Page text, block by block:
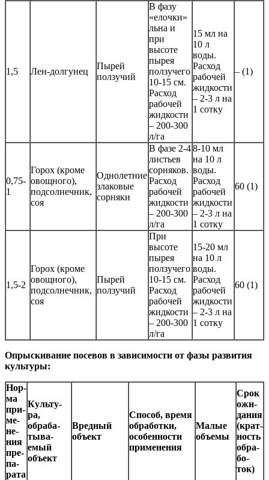
1,5 Лен-долгунец
Пырей
ползучий
В фазу
«елочки»
льна и
при
высоте
пырея
ползучего
10-15 см.
Расход
рабочей
жидкости
– 200-300
л/га
15 мл на
10 л
воды.
Расход
рабочей
жидкости
– 2-3 л на
1 сотку
– (1)
0,75-
1
Горох (кроме
овощного),
подсолнечник,
соя
Однолетние
злаковые
сорняки
В фазе 2-4
листьев
сорняков.
Расход
рабочей
жидкости
– 200-300
л/га
8-10 мл
на 10 л
воды.
Расход
рабочей
жидкости
– 2-3 л на
1 сотку
60 (1)
1,5-2
Горох (кроме
овощного),
подсолнечник,
соя
Пырей
ползучий
При
высоте
пырея
ползучего
10-15 см.
Расход
рабочей
жидкости
– 200-300
л/га
15-20 мл
на 10 л
воды.
Расход
рабочей
жидкости
– 2-3 л на
1 сотку
60 (1)
Опрыскивание посевов в зависимости от фазы развития
культуры:
Нор­
ма
при­
ме­
не­
ния
пре­
па­
ра­та
Куль­ту­
ра,
об­ра­ба­
ты­ва­
емый
объ­ект
Вред­ный
объ­ект
Спо­соб, вре­мя
об­ра­бот­ки,
осо­бен­нос­ти
при­ме­не­ния
Малые
объемы
Срок
ожи­
да­ния
(крат­
ность
об­ра­
бо­
ток)